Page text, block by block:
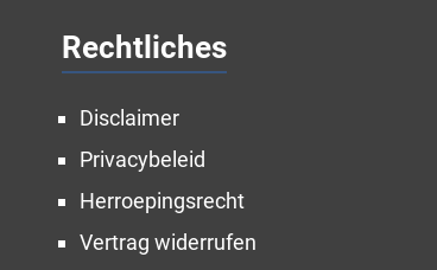
Rechtliches
Disclaimer
Privacybeleid
Herroepingsrecht
Vertrag widerrufen